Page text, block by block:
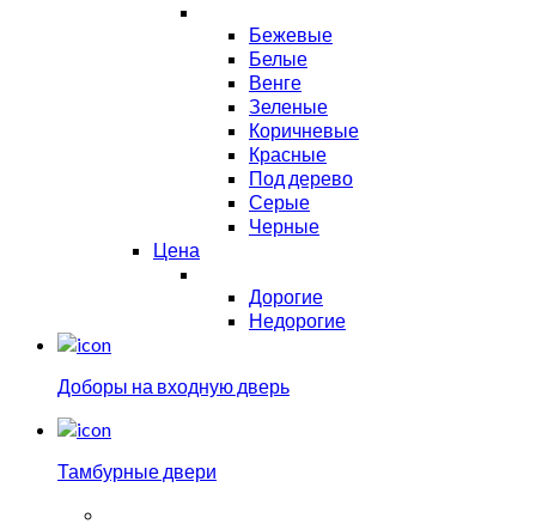
Бежевые
Белые
Венге
Зеленые
Коричневые
Красные
Под дерево
Серые
Черные
Цена
Дорогие
Недорогие
Доборы на входную дверь
Тамбурные двери